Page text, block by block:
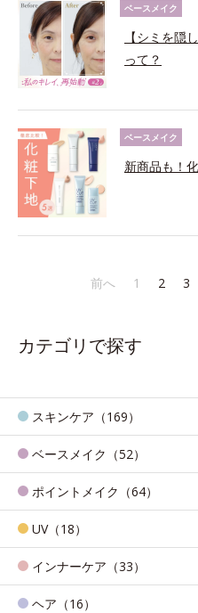
ベースメイク
【シミを隠
って？
ベースメイク
新商品も！
前へ 1 2 3
カテゴリで探す
スキンケア（169）
ベースメイク（52）
ポイントメイク（64）
UV（18）
インナーケア（33）
ヘア（16）